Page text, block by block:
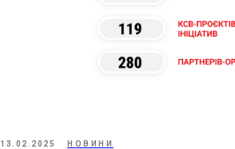
13.02.2025 НОВИНИ